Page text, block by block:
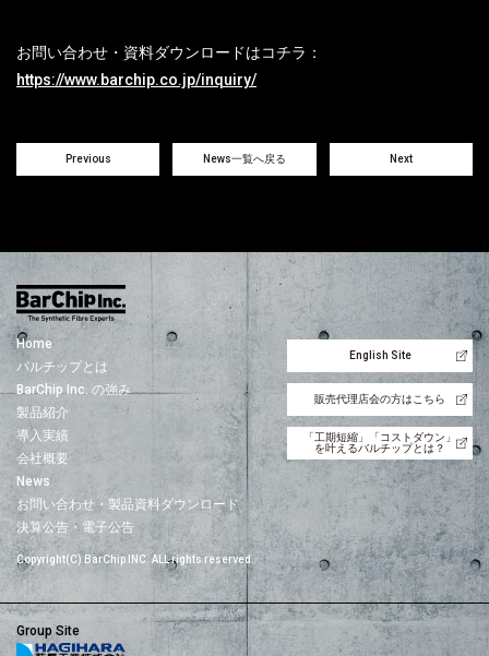
お問い合わせ・資料ダウンロードはコチラ：
https://www.barchip.co.jp/inquiry/
Previous News一覧へ戻る Next
Home
バルチップとは
BarChip Inc. の強み
製品紹介
導入実績
会社概要
News
お問い合わせ・製品資料ダウンロード
決算公告・電子公告
Copyright(C) BarChip INC. ALL rights reserved.
English Site
販売代理店会の方はこちら
「工期短縮」「コストダウン」
を叶えるバルチップとは？
Group Site